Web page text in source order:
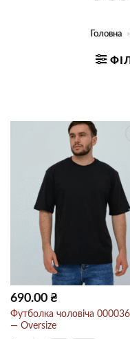
Головна »
690.00 ₴
Футболка чоловіча
— Oversize